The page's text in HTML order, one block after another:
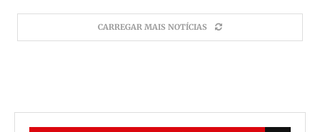
CARREGAR MAIS NOTÍCIAS